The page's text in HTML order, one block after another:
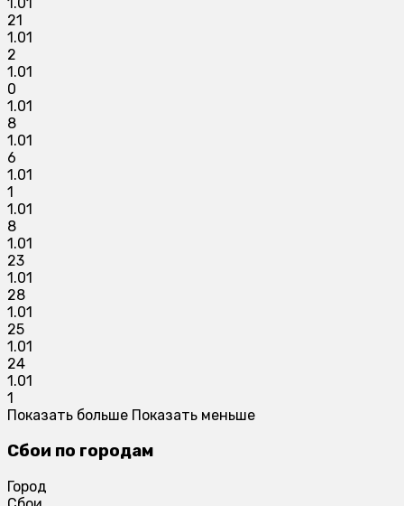
21
1.01
2
1.01
0
1.01
8
1.01
6
1.01
1
1.01
8
1.01
23
1.01
28
1.01
25
1.01
24
1.01
1
Показать больше Показать меньше
Сбои по городам
Город